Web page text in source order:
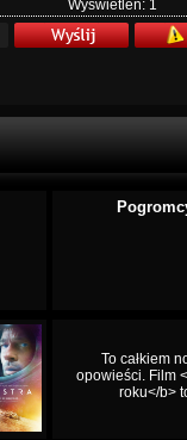
Wyświetleń: 1
To całkiem
opowieści. Film
roku</b>